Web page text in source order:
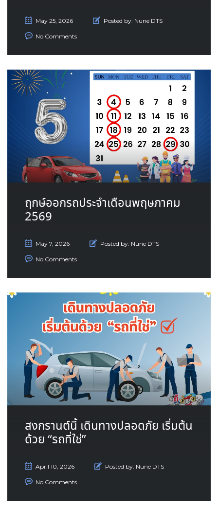
May 25, 2026 Posted by: Nune DTS
No Comments
ฤกษ์ออกรถประจำเดือนพฤษภาคม
2569
May 7, 2026 Posted by: Nune DTS
No Comments
สงกรานต์นี้ เดินทางปลอดภัย เริ่มต้น
ด้วย “รถที่ใช่”
April 10, 2026 Posted by: Nune DTS
No Comments